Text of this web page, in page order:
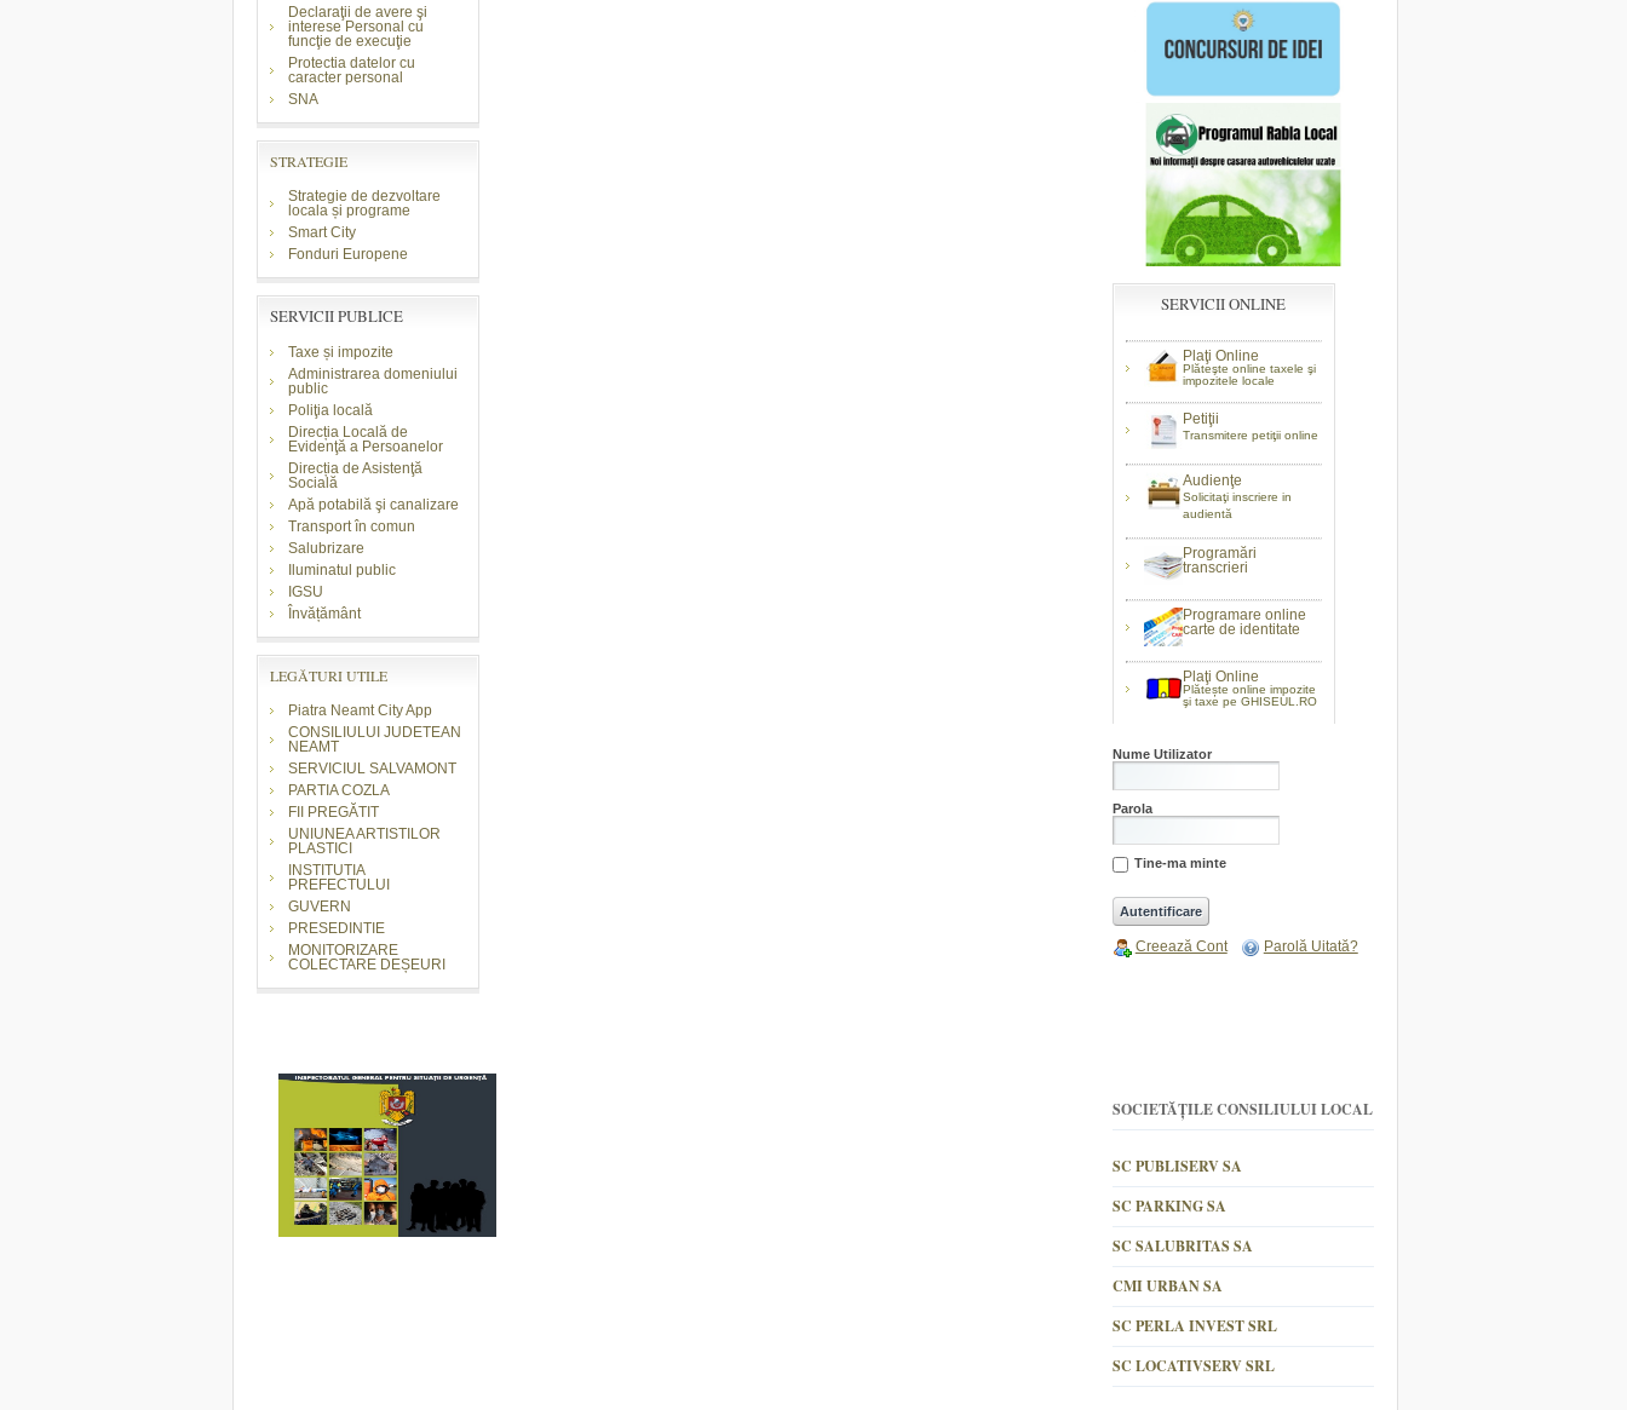
Declaraţii de avere şi
interese Personal cu
funcţie de execuţie
Protectia datelor cu
caracter personal
SNA
STRATEGIE
Strategie de dezvoltare
locala și programe
Smart City
Fonduri Europene
SERVICII PUBLICE
Taxe și impozite
Administrarea domeniului
public
Poliţia locală
Direcția Locală de
Evidenţă a Persoanelor
Direcția de Asistenţă
Socială
Apă potabilă şi canalizare
Transport în comun
Salubrizare
Iluminatul public
IGSU
Învățământ
LEGĂTURI UTILE
Piatra Neamt City App
CONSILIULUI JUDETEAN
NEAMT
SERVICIUL SALVAMONT
PARTIA COZLA
FII PREGĂTIT
UNIUNEA ARTISTILOR
PLASTICI
INSTITUTIA
PREFECTULUI
GUVERN
PRESEDINTIE
MONITORIZARE
COLECTARE DEȘEURI
SERVICII ONLINE
Plaţi Online
Plăteşte online taxele şi
impozitele locale
Petiţii
Transmitere petiţii online
Audienţe
Solicitaţi inscriere in
audientă
Programări
transcrieri
Programare online
carte de identitate
Plaţi Online
Plătește online impozite
şi taxe pe GHISEUL.RO
Nume Utilizator
Parola
Tine-ma minte
Creează Cont Parolă Uitată?
SOCIETĂȚILE CONSILIULUI LOCAL
SC PUBLISERV SA
SC PARKING SA
SC SALUBRITAS SA
CMI URBAN SA
SC PERLA INVEST SRL
SC LOCATIVSERV SRL